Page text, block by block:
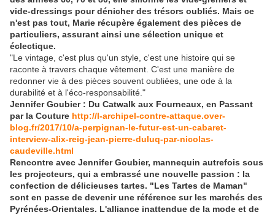
vide-dressings pour dénicher des trésors oubliés. Mais ce
n'est pas tout, Marie récupère également des pièces de
particuliers, assurant ainsi une sélection unique et
éclectique.
"Le vintage, c'est plus qu'un style, c'est une histoire qui se
raconte à travers chaque vêtement. C'est une manière de
redonner vie à des pièces souvent oubliées, une ode à la
durabilité et à l'éco-responsabilité."
Jennifer Goubier : Du Catwalk aux Fourneaux, en Passant
par la Couture http://l-archipel-contre-attaque.over-
blog.fr/2017/10/a-perpignan-le-futur-est-un-cabaret-
interview-alix-reig-jean-pierre-duluq-par-nicolas-
caudeville.html
Rencontre avec Jennifer Goubier, mannequin autrefois sous
les projecteurs, qui a embrassé une nouvelle passion : la
confection de délicieuses tartes. "Les Tartes de Maman"
sont en passe de devenir une référence sur les marchés des
Pyrénées-Orientales. L'alliance inattendue de la mode et de